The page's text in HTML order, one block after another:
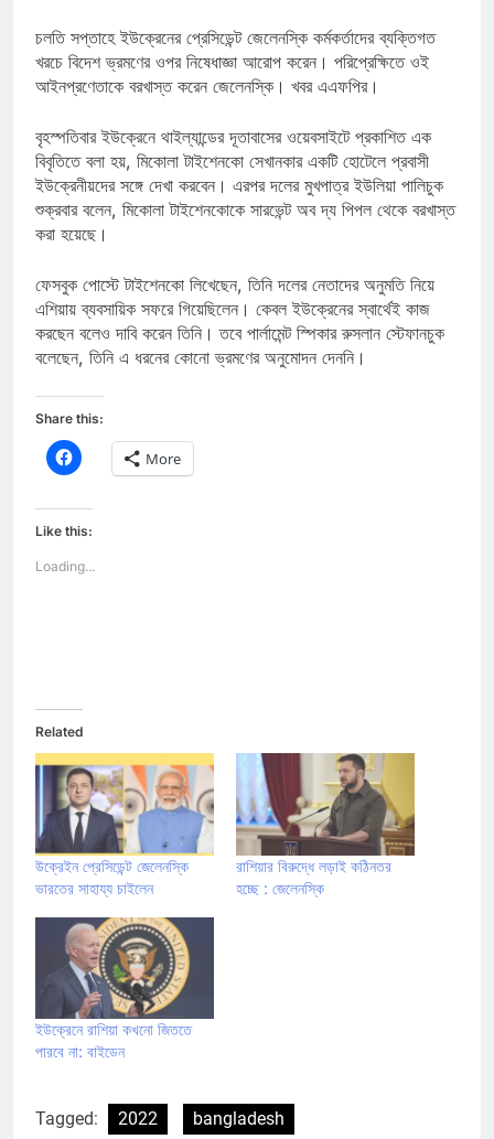
চলতি সপ্তাহে ইউক্রেনের প্রেসিডেন্ট জেলেনস্কি কর্মকর্তাদের ব্যক্তিগত
খরচে বিদেশ ভ্রমণের ওপর নিষেধাজ্ঞা আরোপ করেন। পরিপ্রেক্ষিতে ওই
আইনপ্রণেতাকে বরখাস্ত করেন জেলেনস্কি। খবর এএফপির।
বৃহস্পতিবার ইউক্রেনে থাইল্যান্ডের দূতাবাসের ওয়েবসাইটে প্রকাশিত এক
বিবৃতিতে বলা হয়, মিকোলা টাইশেনকো সেখানকার একটি হোটেলে প্রবাসী
ইউক্রেনীয়দের সঙ্গে দেখা করবেন। এরপর দলের মুখপাত্র ইউলিয়া পালিচুক
শুক্রবার বলেন, মিকোলা টাইশেনকোকে সারভেন্ট অব দ্য পিপল থেকে বরখাস্ত
করা হয়েছে।
ফেসবুক পোস্টে টাইশেনকো লিখেছেন, তিনি দলের নেতাদের অনুমতি নিয়ে
এশিয়ায় ব্যবসায়িক সফরে গিয়েছিলেন। কেবল ইউক্রেনের স্বার্থেই কাজ
করছেন বলেও দাবি করেন তিনি। তবে পার্লামেন্ট স্পিকার রুসলান স্টেফানচুক
বলেছেন, তিনি এ ধরনের কোনো ভ্রমণের অনুমোদন দেননি।
Share this:
Click
to
Facebook
(Opens
in
window)
More
Like this:
Loading...
Related
উক্রেইন প্রেসিডেন্ট জেলেনস্কি
ভারতের সাহায্য চাইলেন
রাশিয়ার বিরুদ্ধে লড়াই কঠিনতর
হচ্ছে : জেলেনস্কি
ইউক্রেনে রাশিয়া কখনো জিততে
পারবে না: বাইডেন
Tagged: 2022 bangladesh